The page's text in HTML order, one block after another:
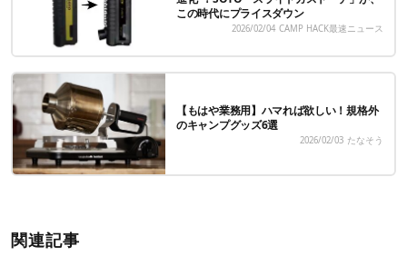
この時代にプライスダウン
2026/02/04 CAMP HACK最速ニュース
【もはや業務用】ハマれば欲しい！規格外
のキャンプグッズ6選
2026/02/03 たなそう
関連記事